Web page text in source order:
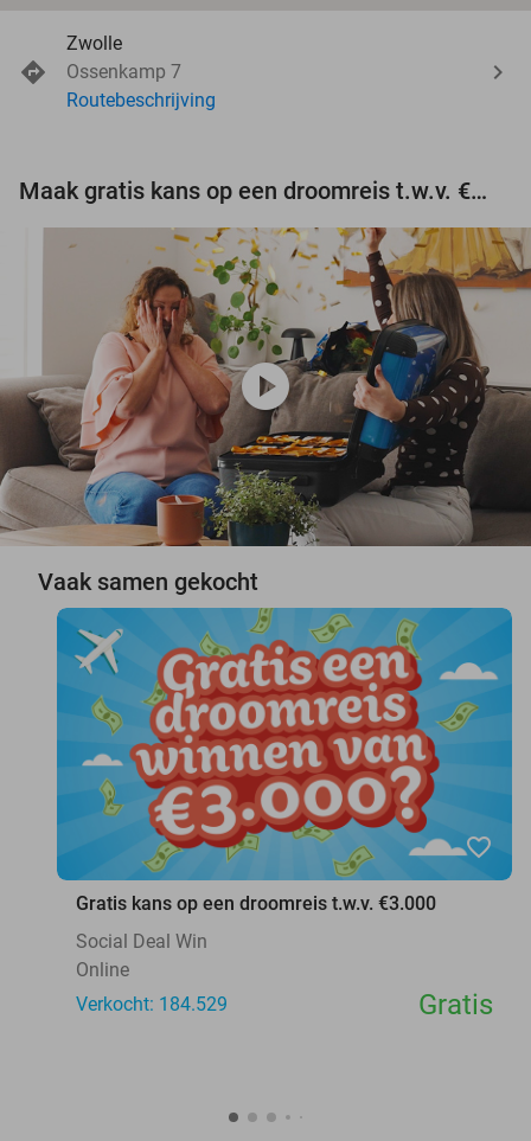
Zwolle
Ossenkamp 7
Routebeschrijving
Maak gratis kans op een droomreis t.w.v. €3.000!
play_circle
Vaak samen gekocht
favorite_border
Gratis kans op een droomreis t.w.v. €3.000
Social Deal Win
Online
Verkocht: 184.529
Gratis